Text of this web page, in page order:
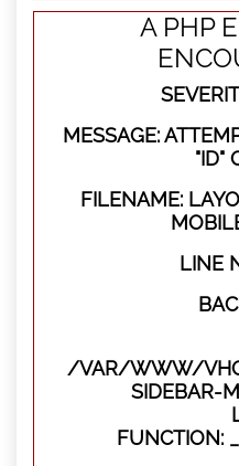
A PHP
MESSAGE:
"ID"
FILENAME:
LINE
/VAR/WWW/
SIDEBAR-
FUNCTION: